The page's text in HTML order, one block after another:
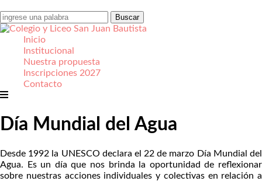
Inicio
Institucional
Nuestra propuesta
Inscripciones 2027
Contacto
Día Mundial del Agua
Desde 1992 la UNESCO declara el 22 de marzo Día Mundial del
Agua. Es un día que nos brinda la oportunidad de reflexionar
sobre nuestras acciones individuales y colectivas en relación a